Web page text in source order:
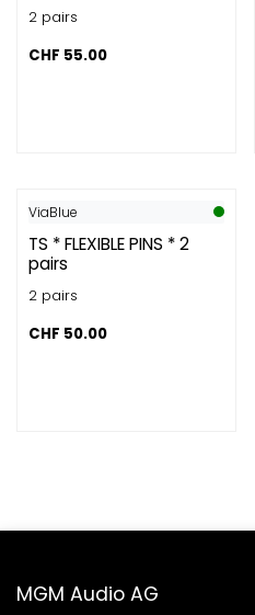
2 pairs
CHF 55.00
ViaBlue
TS * FLEXIBLE PINS * 2
pairs
2 pairs
CHF 50.00
MGM Audio AG